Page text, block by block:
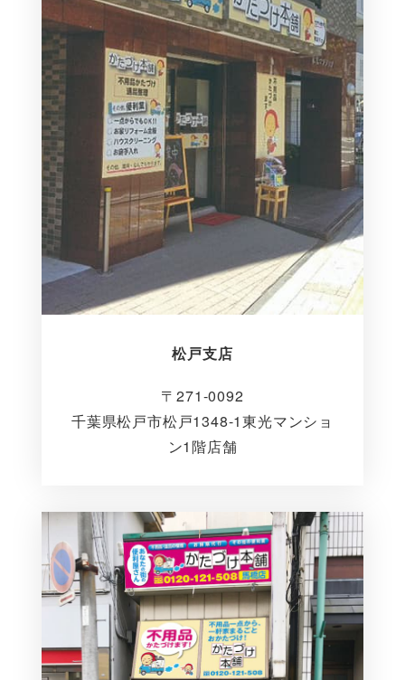
松戸支店
〒271-0092
千葉県松戸市松戸1348-1東光マンショ
ン1階店舗